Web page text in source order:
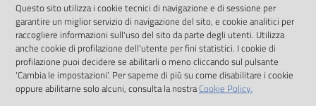
Eventi
Chiedi al
bibliotecario
solo alle condizioni previste dalla direttiva
comunitaria 2003/98/CE e dal d.lgs. 36/2006
SOCIAL
Instagram
Questo sito utilizza i cookie tecnici di navigazione e di sessione per
garantire un miglior servizio di navigazione del sito, e cookie analitici per
raccogliere informazioni sull'uso del sito da parte degli utenti. Utilizza
anche cookie di profilazione dell'utente per fini statistici. I cookie di
profilazione puoi decidere se abilitarli o meno cliccando sul pulsante
'Cambia le impostazioni'. Per saperne di più su come disabilitare i cookie
oppure abilitarne solo alcuni, consulta la nostraCookie Policy.